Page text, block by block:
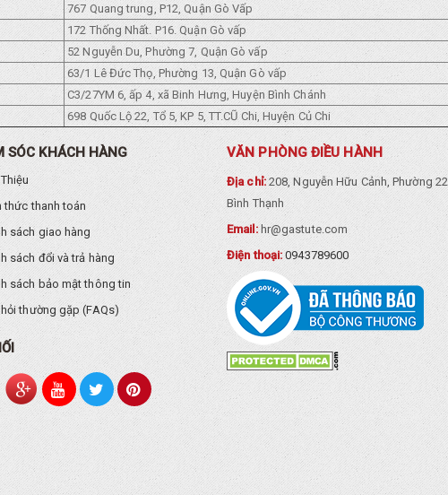
767 Quang trung, P12, Quận Gò Vấp
172 Thống Nhất. P16. Quận Gò vấp
52 Nguyễn Du, Phường 7, Quận Gò vấp
63/1 Lê Đức Thọ, Phường 13, Quận Gò vấp
C3/27YM 6, ấp 4, xã Binh Hưng, Huyện Bình Chánh
698 Quốc Lộ 22, Tổ 5, KP 5, TT.CŨ Chi, Huyện Củ Chi
SÓC KHÁCH HÀNG
thức thanh toán
sách giao hàng
sách đổi và trả hàng
sách bảo mật thông tin
hỏi thường gặp (FAQs)
VĂN PHÒNG ĐIỀU HÀNH
Địa chỉ:208, Nguyễn Hữu Cảnh, Phường 22,
Bình Thạnh
Email: hr@gastute.com
Điện thoại:0943789600